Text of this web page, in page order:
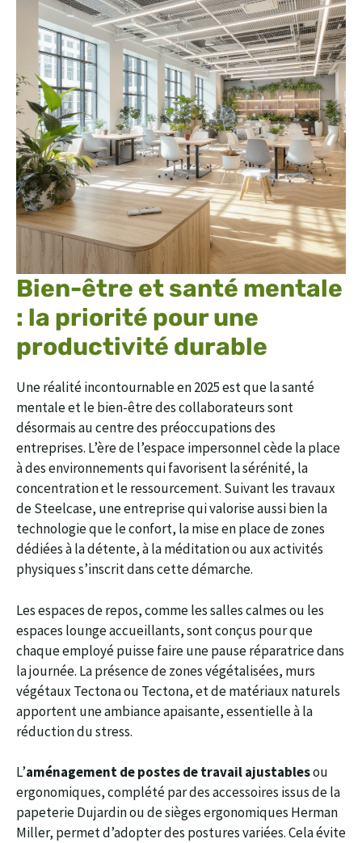
Bien-être et santé mentale
: la priorité pour une
productivité durable
Une réalité incontournable en 2025 est que la santé
mentale et le bien-être des collaborateurs sont
désormais au centre des préoccupations des
entreprises. L’ère de l’espace impersonnel cède la place
à des environnements qui favorisent la sérénité, la
concentration et le ressourcement. Suivant les travaux
de Steelcase, une entreprise qui valorise aussi bien la
technologie que le confort, la mise en place de zones
dédiées à la détente, à la méditation ou aux activités
physiques s’inscrit dans cette démarche.
Les espaces de repos, comme les salles calmes ou les
espaces lounge accueillants, sont conçus pour que
chaque employé puisse faire une pause réparatrice dans
la journée. La présence de zones végétalisées, murs
végétaux Tectona ou Tectona, et de matériaux naturels
apportent une ambiance apaisante, essentielle à la
réduction du stress.
L’aménagement de postes de travail ajustablesou
ergonomiques, complété par des accessoires issus de la
papeterie Dujardin ou de sièges ergonomiques Herman
Miller, permet d’adopter des postures variées. Cela évite